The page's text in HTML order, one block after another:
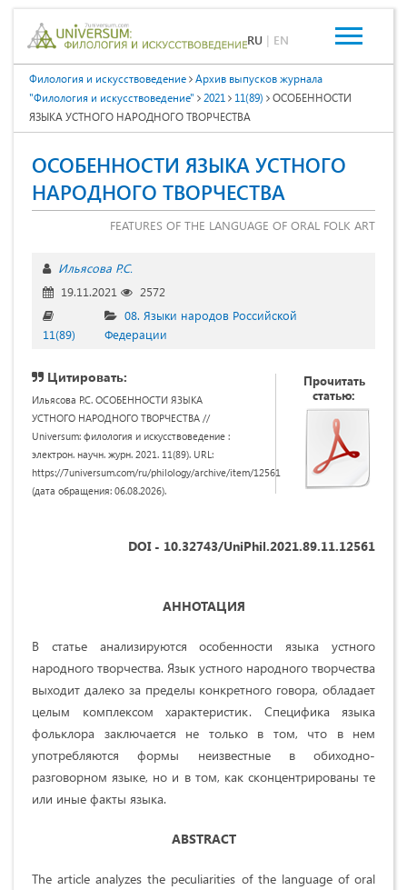
RU | EN
Филология и искусствоведение
Архив выпусков журнала
"Филология и искусствоведение"
2021 11(89)
ОСОБЕННОСТИ
ЯЗЫКА УСТНОГО НАРОДНОГО ТВОРЧЕСТВА
ОСОБЕННОСТИ ЯЗЫКА УСТНОГО
НАРОДНОГО ТВОРЧЕСТВА
FEATURES OF THE LANGUAGE OF ORAL FOLK ART
Ильясова Р.С.
19.11.2021
2572
11(89)
08. Языки народов Российской
Федерации
Цитировать:
Ильясова Р.С. ОСОБЕННОСТИ ЯЗЫКА
УСТНОГО НАРОДНОГО ТВОРЧЕСТВА //
Universum: филология и искусствоведение :
электрон. научн. журн. 2021. 11(89). URL:
https://7universum.com/ru/philology/archive/item/12561
(дата обращения: 06.08.2026).
Прочитать
статью:
DOI - 10.32743/UniPhil.2021.89.11.12561
АННОТАЦИЯ
В статье анализируются особенности языка устного
народного творчества. Язык устного народного творчества
выходит далеко за пределы конкретного говора, обладает
целым комплексом характеристик. Специфика языка
фольклора заключается не только в том, что в нем
употребляются формы неизвестные в обиходно-
разговорном языке, но и в том, как сконцентрированы те
или иные факты языка.
ABSTRACT
The article analyzes the peculiarities of the language of oral